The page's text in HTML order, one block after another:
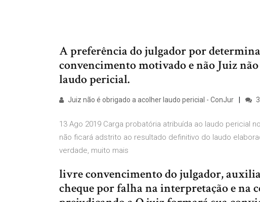
A preferência do julgador por
convencimento motivado e não Juiz
laudo pericial.
Juiz não é obrigado a acolher laudo pericial - ConJur
13 Ago 2019 Carga probatória atribuída ao laudo pericial
não ficará adstrito ao resultado definitivo do laudo
verdade, muito mais
livre convencimento do julgador,
cheque por falha na interpretação e na